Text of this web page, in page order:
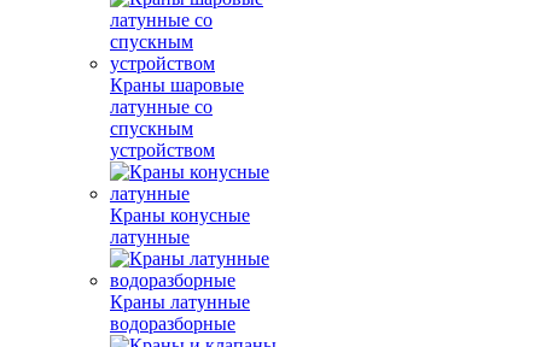
Краны шаровые
латунные со
спускным
устройством
Краны конусные
латунные
Краны латунные
водоразборные